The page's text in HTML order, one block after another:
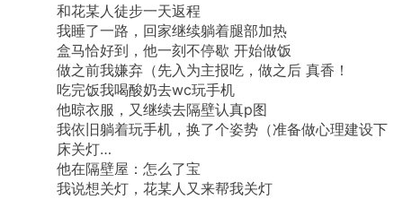
和花某人徒步一天返程
我睡了一路，回家继续躺着腿部加热
盒马恰好到，他一刻不停歇 开始做饭
做之前我嫌弃（先入为主报吃，做之后 真香！
吃完饭我喝酸奶去wc玩手机
他晾衣服，又继续去隔壁认真p图
我依旧躺着玩手机，换了个姿势（准备做心理建设下
床关灯…
他在隔壁屋：怎么了宝
我说想关灯，花某人又来帮我关灯